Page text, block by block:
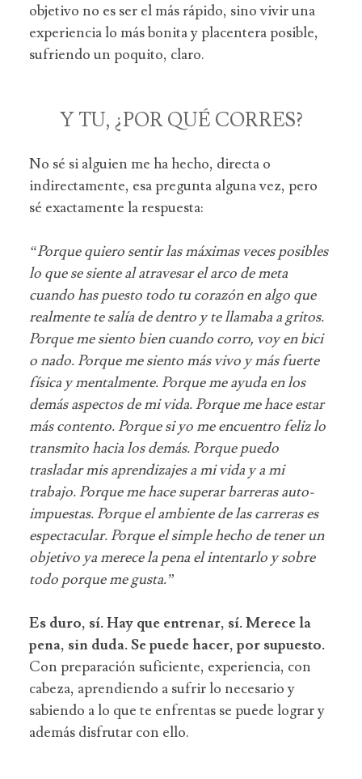
objetivo no es ser el más rápido, sino vivir una
experiencia lo más bonita y placentera posible,
sufriendo un poquito, claro.
Y TU, ¿POR QUÉ CORRES?
No sé si alguien me ha hecho, directa o
indirectamente, esa pregunta alguna vez, pero
sé exactamente la respuesta:
“Porque quiero sentir las máximas veces posibles
lo que se siente al atravesar el arco de meta
cuando has puesto todo tu corazón en algo que
realmente te salía de dentro y te llamaba a gritos.
Porque me siento bien cuando corro, voy en bici
o nado. Porque me siento más vivo y más fuerte
física y mentalmente. Porque me ayuda en los
demás aspectos de mi vida. Porque me hace estar
más contento. Porque si yo me encuentro feliz lo
transmito hacia los demás. Porque puedo
trasladar mis aprendizajes a mi vida y a mi
trabajo. Porque me hace superar barreras auto-
impuestas. Porque el ambiente de las carreras es
espectacular. Porque el simple hecho de tener un
objetivo ya merece la pena el intentarlo y sobre
todo porque me gusta.”
Es duro, sí. Hay que entrenar, sí. Merece la
pena, sin duda.Se puede hacer, por supuesto.
Con preparación suficiente, experiencia, con
cabeza, aprendiendo a sufrir lo necesario y
sabiendo a lo que te enfrentas se puede lograr y
además disfrutar con ello.